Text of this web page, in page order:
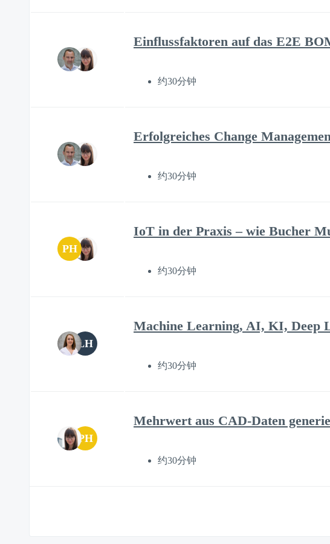
Einflussfaktoren auf das E2E
约30分钟
Erfolgreiches Change
约30分钟
PH
IoT in der Praxis – wie Bucher
约30分钟
LH
Machine Learning, AI, KI, Deep
约30分钟
PH
Mehrwert aus CAD-Daten
约30分钟